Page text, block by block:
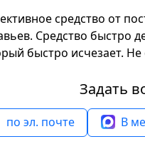
средство от
Средство быстро
быстро исчезает. Не
Задать
по эл. почте В